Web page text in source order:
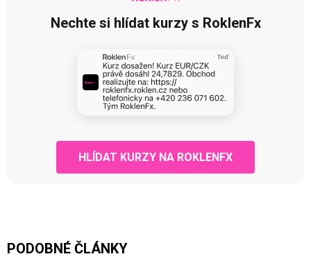
Nechte si hlídat kurzy s RoklenFx
HLÍDAT KURZY NA ROKLENFX
PODOBNÉ ČLÁNKY